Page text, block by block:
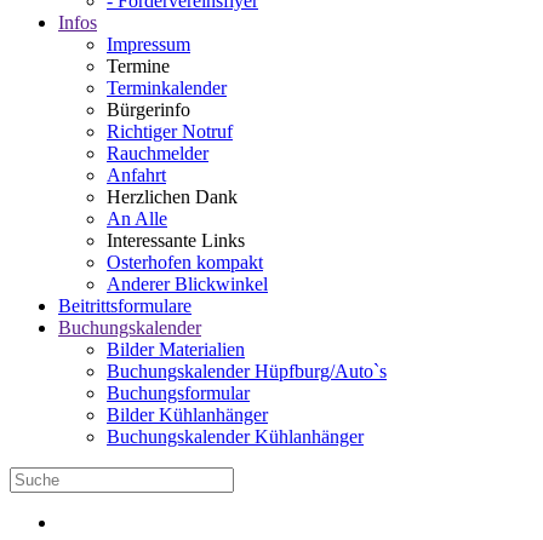
Infos
Impressum
Termine
Terminkalender
Bürgerinfo
Richtiger Notruf
Rauchmelder
Anfahrt
Herzlichen Dank
An Alle
Interessante Links
Osterhofen kompakt
Anderer Blickwinkel
Beitrittsformulare
Buchungskalender
Bilder Materialien
Buchungskalender Hüpfburg/Auto`s
Buchungsformular
Bilder Kühlanhänger
Buchungskalender Kühlanhänger